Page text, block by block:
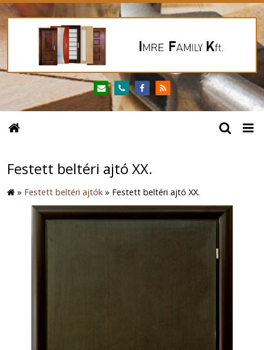
Festett beltéri ajtó XX.
» Festett beltéri ajtók » Festett beltéri ajtó XX.